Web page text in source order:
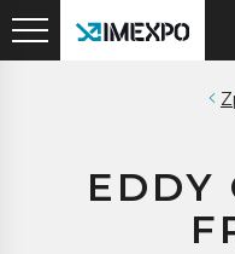
EDDY